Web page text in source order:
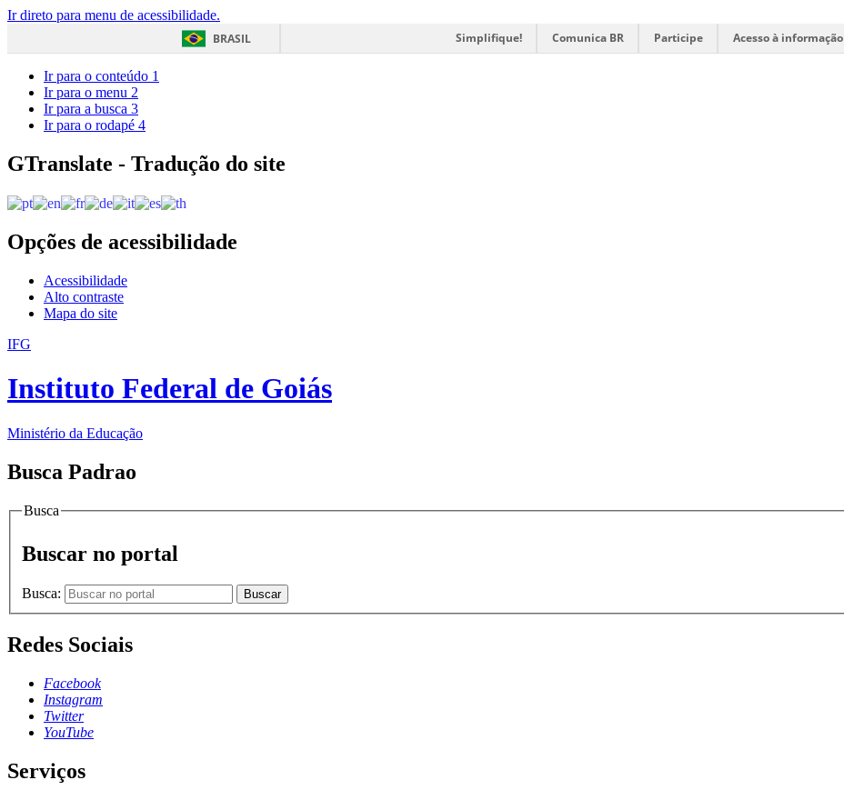
Ir direto para menu de acessibilidade.
BRASIL
Simplifique! Comunica BR Participe Acesso à informação
Ir para o conteúdo 1
Ir para o menu 2
Ir para a busca 3
Ir para o rodapé 4
GTranslate - Tradução do site
Opções de acessibilidade
Acessibilidade
Alto contraste
Mapa do site
IFG
Instituto Federal de Goiás
Ministério da Educação
Busca Padrao
Busca
Buscar no portal
Busca: Buscar
Redes Sociais
Facebook
Instagram
Twitter
YouTube
Serviços